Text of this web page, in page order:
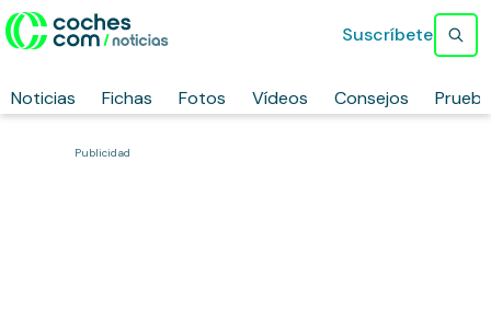
Noticias Fichas Fotos Vídeos Consejos
Suscríbete
Publicidad